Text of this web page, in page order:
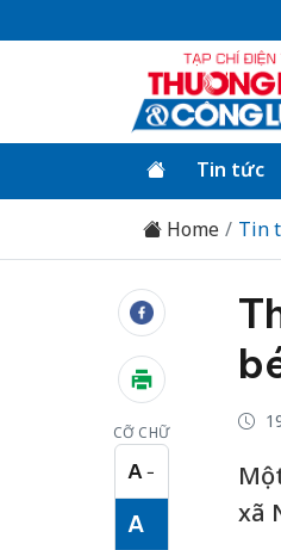
Tin tức
Home Tin
CỠ CHỮ
A −
Cỡ chữ nhỏ
A
Cỡ chữ vừa
xã